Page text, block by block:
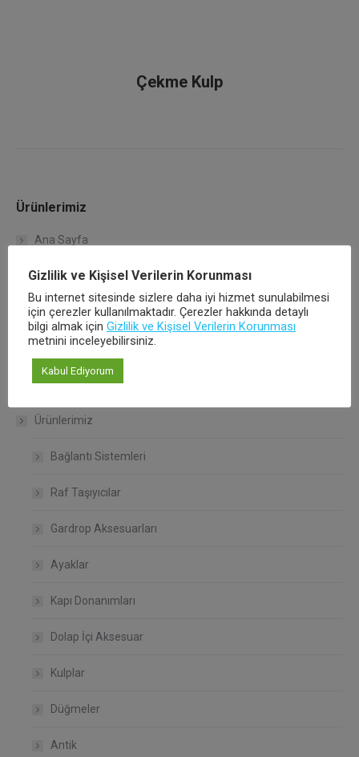
Çekme Kulp
Ürünlerimiz
Ana Sayfa
Kurumsal
Çalışma Koşullarımız
Kalite Politikamız
Hakkımızda
Ürünlerimiz
Bağlantı Sistemleri
Raf Taşıyıcılar
Gardrop Aksesuarları
Ayaklar
Kapı Donanımları
Dolap İçi Aksesuar
Kulplar
Düğmeler
Antik
Gizlilik ve Kişisel Verilerin Korunması
Bu internet sitesinde sizlere daha iyi hizmet sunulabilmesi
için çerezler kullanılmaktadır. Çerezler hakkında detaylı
bilgi almak için Gizlilik ve Kişisel Verilerin Korunması
metnini inceleyebilirsiniz.
Kabul Ediyorum